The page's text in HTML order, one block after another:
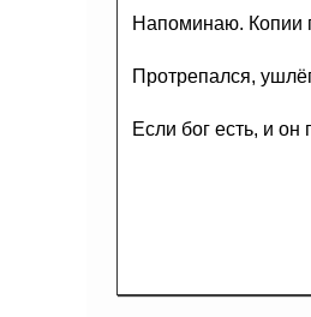
Напоминаю. Копии
Протрепался,
Если бог есть, и он